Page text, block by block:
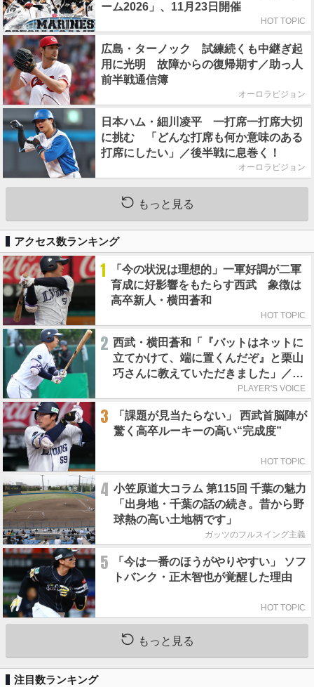
ーム2026」、11月23日開催
HOT TOPIC
広島・ターノック 試練続くも中継ぎ起
用に光明 故障からの復帰期す／助っ人
前半戦通信簿
オーロラビジョン
日本ハム・細川凌平 一打席一打席大切
に挑む 「どんな打席も何か意味のある
打席にしたい」／後半戦に息巻く！
オーロラビジョン
もっと見る
アクセス数ランキング
1
「今の状況は理想的」一軍好調が二軍
育成に好影響をもたらす西武 象徴は
高卒新人・横田蒼和
HOT TOPIC
2 西武・横田蒼和「『バットはネットに
立てかけて、端に置くんだぞ』と栗山
巧さんに教えていただきました」／憧
PLAYER'S VOICE
3
「課題が見当たらない」 西武首脳陣が
驚く高卒ルーキーの高い“完成度”
HOT TOPIC
4 小笠原道大コラム 第115回 千葉の魅力
「出身地・千葉の話の続き。昔から野
球熱の高い土地柄です」
ガッツのフルスイング主義
5
「今は一番のほうがやりやすい」 ソフ
トバンク・正木智也が覚醒した理由
HOT TOPIC
もっと見る
注目数ランキング